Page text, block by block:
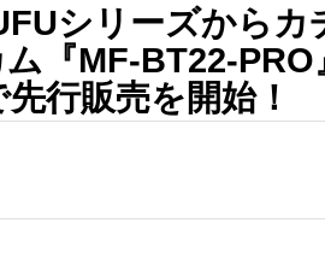
シリーズからカ
『MF-BT22-
行販売を開始！